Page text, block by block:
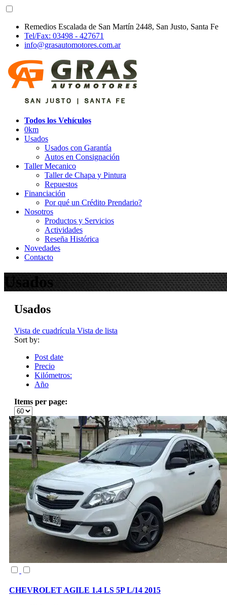
Remedios Escalada de San Martín 2448, San Justo, Santa Fe
Tel/Fax: 03498 - 427671
info@grasautomotores.com.ar
Todos los Vehículos
0km
Usados
Usados con Garantía
Autos en Consignación
Taller Mecanico
Taller de Chapa y Pintura
Repuestos
Financiación
Por qué un Crédito Prendario?
Nosotros
Productos y Servicios
Actividades
Reseña Histórica
Novedades
Contacto
Usados
Usados
Vista de cuadrícula Vista de lista
Sort by:
Post date
Precio
Kilómetros:
Año
Items per page:
CHEVROLET AGILE 1.4 LS 5P L/14 2015